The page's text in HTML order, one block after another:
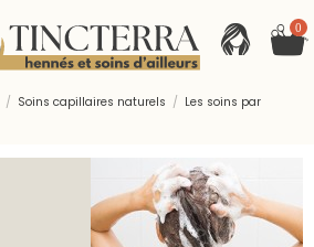
0
Soins capillaires naturels
Les soins par